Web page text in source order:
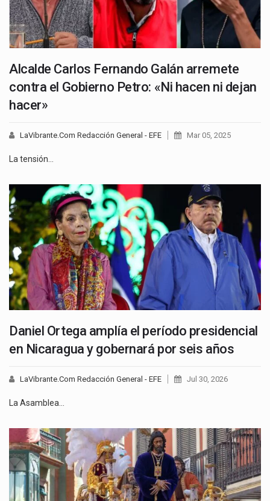
Alcalde Carlos Fernando Galán arremete
contra el Gobierno Petro: «Ni hacen ni dejan
hacer»
LaVibrante.Com Redacción General - EFE Mar 05, 2025
La tensión…
Daniel Ortega amplía el período presidencial
en Nicaragua y gobernará por seis años
LaVibrante.Com Redacción General - EFE Jul 30, 2026
La Asamblea…